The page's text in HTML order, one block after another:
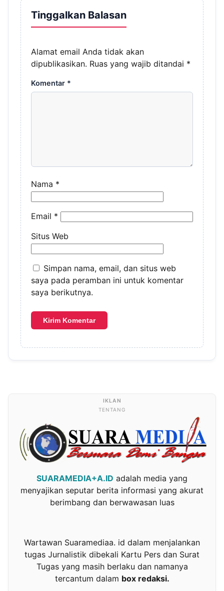
Tinggalkan Balasan
Alamat email Anda tidak akan
dipublikasikan. Ruas yang wajib ditandai *
Komentar *
Nama *
Email *
Situs Web
Simpan nama, email, dan situs web
saya pada peramban ini untuk komentar
saya berikutnya.
TENTANG
SUARAMEDIA+A.ID adalah media yang
menyajikan seputar berita informasi yang akurat
berimbang dan berwawasan luas
Wartawan Suaramediaa. id dalam menjalankan
tugas Jurnalistik dibekali Kartu Pers dan Surat
Tugas yang masih berlaku dan namanya
tercantum dalam box redaksi.